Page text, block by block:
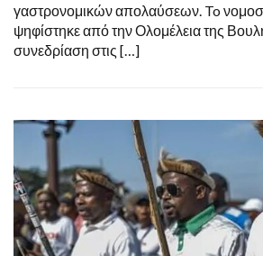
γαστρονομικών απολαύσεων. To
ψηφίστηκε από την Ολομέλεια της
συνεδρίαση στις […]